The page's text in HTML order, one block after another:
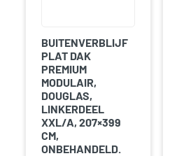
BUITENVERBLIJF
PLAT DAK
PREMIUM
MODULAIR,
DOUGLAS,
LINKERDEEL
XXL/A, 207×399
CM,
ONBEHANDELD.